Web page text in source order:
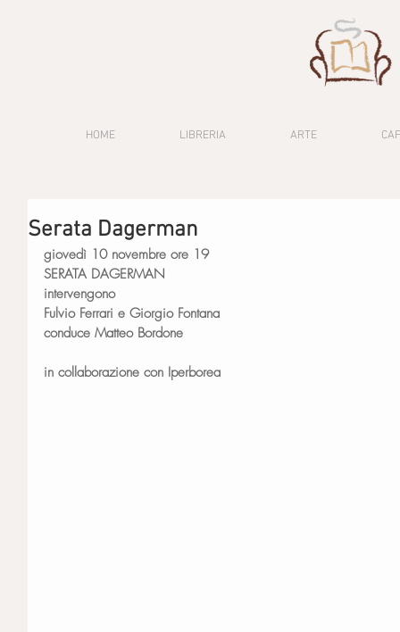
HOME LIBRERIA ARTE
Serata Dagerman
giovedì 10 novembre ore 19
SERATA DAGERMAN
intervengono
Fulvio Ferrari e Giorgio Fontana
conduce Matteo Bordone
in collaborazione con Iperborea